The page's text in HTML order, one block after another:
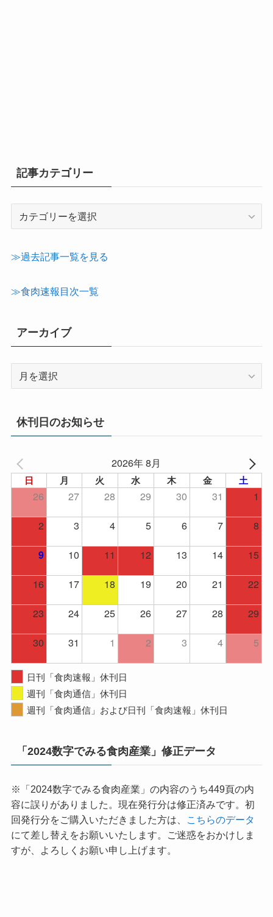
記事カテゴリー
テ
≫過去記事一覧を見る
≫食肉速報目次一覧
アーカイブ
イ
ブ
休刊日のお知らせ
2026年 8月
日 月 火 水 木 金 土
26 27 28 29 30 31
1
2
3 4 5 6 7 8
9 10 11 12 13 14
15
16
17 18 19 20 21
22
23
24 25 26 27 28
29
30
31 1 2 3 4 5
日刊「食肉速報」休刊日
週刊「食肉通信」休刊日
週刊「食肉通信」および日刊「食肉速報」休刊日
「2024数字でみる食肉産業」修正データ
※「2024数字でみる食肉産業」の内容のうち449頁の内
容に誤りがありました。現在発行分は修正済みです。初
回発行分をご購入いただきました方は、
こちらのデータ
にて差し替えをお願いいたします。ご迷惑をおかけしま
すが、よろしくお願い申し上げます。